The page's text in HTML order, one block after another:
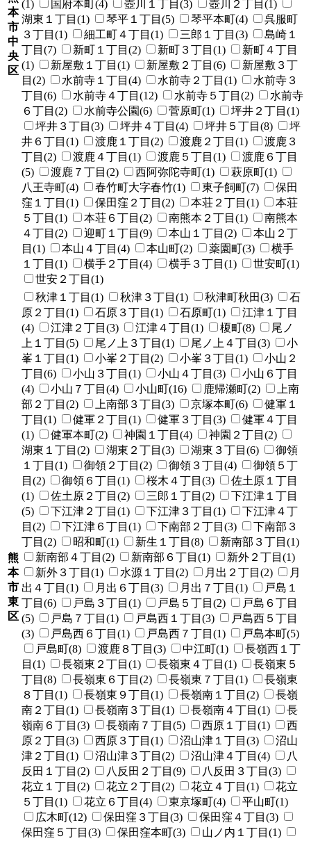
本
市
中
央
区
(1)
国府本町(4) 壺川１丁目(3)
壺川２丁目(1)
湖東１丁目(1)
琴平１丁目(5) 琴平本町(4)
呉服町
３丁目(1)
細工町４丁目(1) 三郎１丁目(3)
島崎１
丁目(7)
新町１丁目(2) 新町３丁目(1)
新町４丁目
(1)
新屋敷１丁目(1) 新屋敷２丁目(6)
新屋敷３丁
目(2)
水前寺１丁目(4) 水前寺２丁目(1)
水前寺３
丁目(6)
水前寺４丁目(12) 水前寺５丁目(2)
水前寺
６丁目(2)
水前寺公園(6) 菅原町(1)
坪井２丁目(1)
坪井３丁目(3)
坪井４丁目(4) 坪井５丁目(8)
坪
井６丁目(1)
渡鹿１丁目(2) 渡鹿２丁目(1)
渡鹿３
丁目(2)
渡鹿４丁目(1) 渡鹿５丁目(1)
渡鹿６丁目
(5)
渡鹿７丁目(2) 西阿弥陀寺町(1)
萩原町(1)
八王寺町(4)
春竹町大字春竹(1) 東子飼町(7)
保田
窪１丁目(1)
保田窪２丁目(2) 本荘２丁目(1)
本荘
５丁目(1)
本荘６丁目(2) 南熊本２丁目(1)
南熊本
４丁目(2)
迎町１丁目(9) 本山１丁目(2)
本山２丁
目(1)
本山４丁目(4) 本山町(2) 薬園町(3)
横手
１丁目(1)
横手２丁目(4) 横手３丁目(1)
世安町(1)
世安２丁目(1)
熊
本
市
東
区
秋津１丁目(1) 秋津３丁目(1) 秋津町秋田(3)
石
原２丁目(1)
石原３丁目(1) 石原町(1)
江津１丁目
(4)
江津２丁目(3) 江津４丁目(1) 榎町(8)
尾ノ
上１丁目(5)
尾ノ上３丁目(1) 尾ノ上４丁目(3)
小
峯１丁目(1)
小峯２丁目(2) 小峯３丁目(1)
小山２
丁目(6)
小山３丁目(1) 小山４丁目(3)
小山６丁目
(4)
小山７丁目(4) 小山町(16) 鹿帰瀬町(2)
上南
部２丁目(2)
上南部３丁目(3) 京塚本町(6)
健軍１
丁目(1)
健軍２丁目(1) 健軍３丁目(3)
健軍４丁目
(1)
健軍本町(2) 神園１丁目(4)
神園２丁目(2)
湖東１丁目(2)
湖東２丁目(3) 湖東３丁目(6)
御領
１丁目(1)
御領２丁目(2) 御領３丁目(4)
御領５丁
目(2)
御領６丁目(1) 桜木４丁目(3)
佐土原１丁目
(1)
佐土原２丁目(2) 三郎１丁目(2)
下江津１丁目
(5)
下江津２丁目(1) 下江津３丁目(1)
下江津４丁
目(2)
下江津６丁目(1) 下南部２丁目(3)
下南部３
丁目(2)
昭和町(1) 新生１丁目(8)
新南部３丁目(1)
新南部４丁目(2)
新南部６丁目(1)
新外２丁目(1)
新外３丁目(1)
水源１丁目(2) 月出２丁目(2)
月
出４丁目(1)
月出６丁目(3) 月出７丁目(1)
戸島１
丁目(6)
戸島３丁目(1) 戸島５丁目(2)
戸島６丁目
(5)
戸島７丁目(1) 戸島西１丁目(3)
戸島西５丁目
(3)
戸島西６丁目(1) 戸島西７丁目(1)
戸島本町(5)
戸島町(8)
渡鹿８丁目(3) 中江町(1)
長嶺西１丁
目(1)
長嶺東２丁目(1) 長嶺東４丁目(1)
長嶺東５
丁目(8)
長嶺東６丁目(2) 長嶺東７丁目(1)
長嶺東
８丁目(1)
長嶺東９丁目(1) 長嶺南１丁目(2)
長嶺
南２丁目(1)
長嶺南３丁目(1) 長嶺南４丁目(1)
長
嶺南６丁目(3)
長嶺南７丁目(5) 西原１丁目(1)
西
原２丁目(3)
西原３丁目(1) 沼山津１丁目(3)
沼山
津２丁目(1)
沼山津３丁目(2) 沼山津４丁目(4)
八
反田１丁目(2)
八反田２丁目(9)
八反田３丁目(3)
花立１丁目(2)
花立２丁目(2) 花立４丁目(1)
花立
５丁目(1)
花立６丁目(4) 東京塚町(4)
平山町(1)
広木町(12)
保田窪３丁目(3)
保田窪４丁目(3)
保田窪５丁目(3)
保田窪本町(3) 山ノ内１丁目(1)